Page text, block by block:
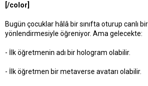
[/color]
Bugün çocuklar hâlâ bir sınıfta oturup canlı
yönlendirmesiyle öğreniyor. Ama gelecekte:
- İlk öğretmenin adı bir hologram olabilir.
- İlk öğretmen bir metaverse avatarı olabilir.